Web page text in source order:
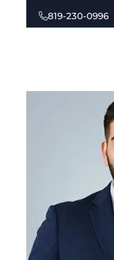
819-230-0996